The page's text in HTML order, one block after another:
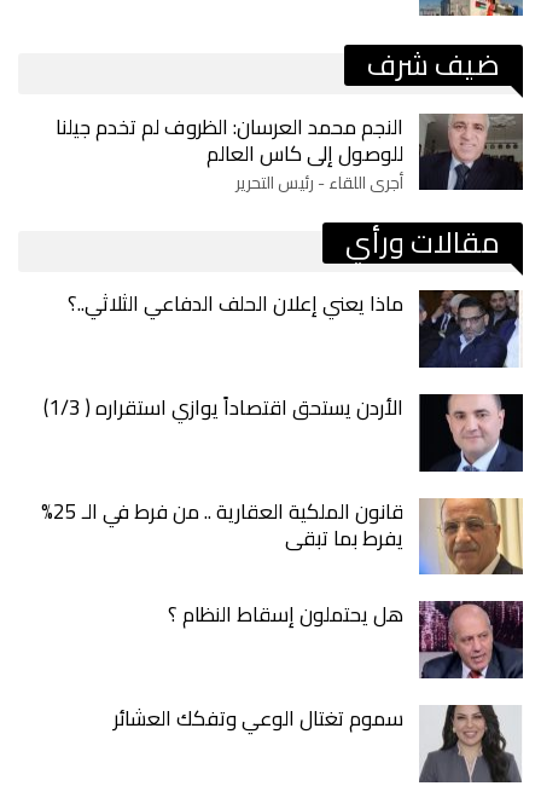
ضيف شرف
النجم محمد العرسان: الظروف لم تخدم جيلنا
للوصول إلى كاس العالم
أجرى اللقاء - رئيس التحرير
مقالات ورأي
ماذا يعني إعلان الحلف الدفاعي الثلاثي..؟
الأردن يستحق اقتصاداً يوازي استقراره ( 1/3)
قانون الملكية العقارية .. من فرط في الـ 25%
يفرط بما تبقى
هل يحتملون إسقاط النظام ؟
سموم تغتال الوعي وتفكك العشائر